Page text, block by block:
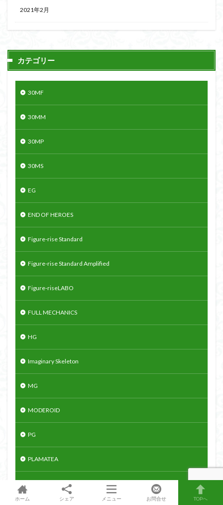
2021年2月
カテゴリー
30MF
30MM
30MP
30MS
EG
END OF HEROES
Figure-rise Standard
Figure-rise Standard Amplified
Figure-riseLABO
FULL MECHANICS
HG
Imaginary Skeleton
MG
MODEROID
PG
PLAMATEA
ホーム シェア メニュー お問合せ TOPへ